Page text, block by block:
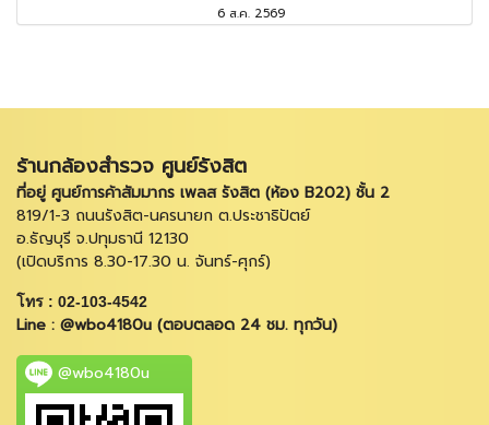
6 ส.ค. 2569
ร้านกล้องสำรวจ ศูนย์รังสิต
ที่อยู่ ศูนย์การค้าสัมมากร เพลส รังสิต (ห้อง B202) ชั้น 2
819/1-3 ถนนรังสิต-นครนายก ต.ประชาธิปัตย์
อ.ธัญบุรี จ.ปทุมธานี 12130
(เปิดบริการ 8.30-17.30 น. จันทร์-ศุกร์)
โทร : 02-103-4542
Line : @wbo4180u (ตอบตลอด 24 ชม. ทุกวัน)
@wbo4180u